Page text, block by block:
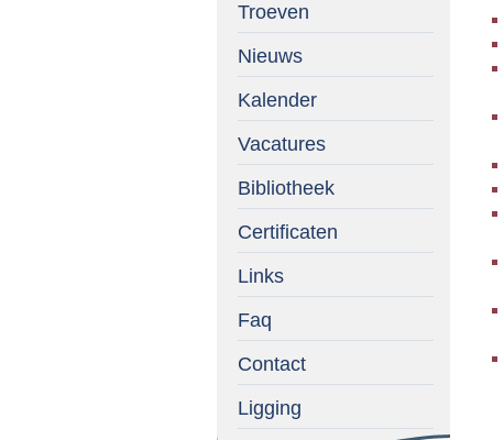
Troeven
Nieuws
Kalender
Vacatures
Bibliotheek
Certificaten
Links
Faq
Contact
Ligging